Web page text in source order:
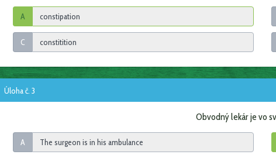
A
C
Úloha č. 3
Obvodný lekár je vo
A